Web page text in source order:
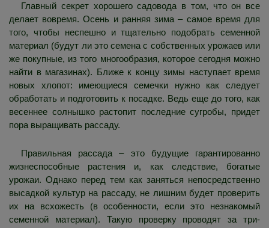
Главный секрет хорошего садовода в том, что он все
делает вовремя. Осень и ранняя зима – самое время для
того, чтобы неспешно и тщательно подобрать семенной
материал (будут ли это семена с собственных урожаев или
же покупные, из того многообразия, которое сегодня можно
найти в магазинах). Ближе к концу зимы наступает время
новых хлопот: имеющиеся семечки нужно как следует
обработать и подготовить к посадке. Ведь еще до того, как
весеннее солнышко растопит последние сугробы, придет
пора выращивать рассаду.
Правильная рассада – это будущие гарантированно
жизнеспособные растения и, как следствие, богатые
урожаи. Однако перед тем как заняться непосредственно
высадкой культур на рассаду, не лишним будет проверить
их на всхожесть (в особенности, если это незнакомый
семенной материал). Такую проверку проводят за три-